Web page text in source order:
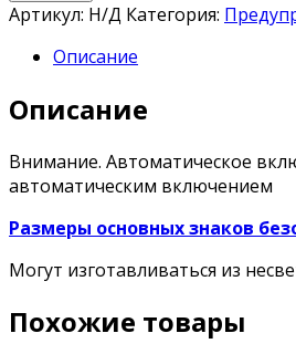
Артикул: Н/Д Категория:
Описание
Описание
Внимание. Автоматическое
автоматическим включением
Размеры основных знаков
Могут изготавливаться из
Похожие товары